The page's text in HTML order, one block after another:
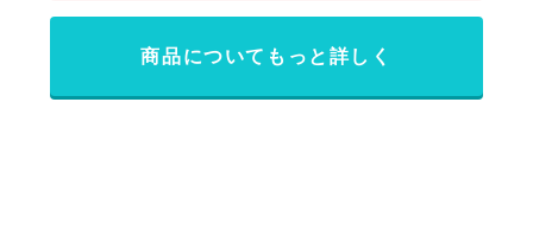
商品についてもっと詳しく